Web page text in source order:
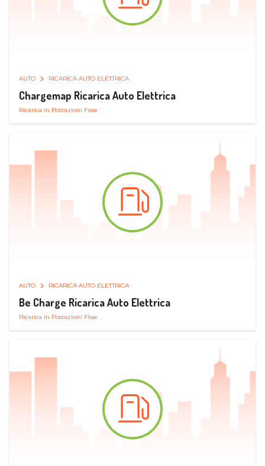
AUTO RICARICA AUTO ELETTRICA
Chargemap Ricarica Auto Elettrica
Ricarica in Postazioni Fisse
AUTO RICARICA AUTO ELETTRICA
Be Charge Ricarica Auto Elettrica
Ricarica in Postazioni Fisse